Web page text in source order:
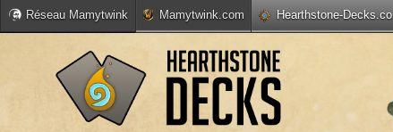
Réseau Mamytwink Mamytwink.com Hearthstone-